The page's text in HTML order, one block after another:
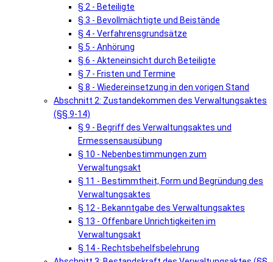
§ 2 - Beteiligte
§ 3 - Bevollmächtigte und Beistände
§ 4 - Verfahrensgrundsätze
§ 5 - Anhörung
§ 6 - Akteneinsicht durch Beteiligte
§ 7 - Fristen und Termine
§ 8 - Wiedereinsetzung in den vorigen Stand
Abschnitt 2: Zustandekommen des Verwaltungsaktes
(§§ 9-14)
§ 9 - Begriff des Verwaltungsaktes und
Ermessensausübung
§ 10 - Nebenbestimmungen zum
Verwaltungsakt
§ 11 - Bestimmtheit, Form und Begründung des
Verwaltungsaktes
§ 12 - Bekanntgabe des Verwaltungsaktes
§ 13 - Offenbare Unrichtigkeiten im
Verwaltungsakt
§ 14 - Rechtsbehelfsbelehrung